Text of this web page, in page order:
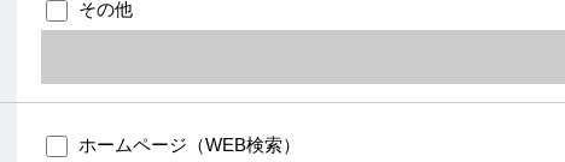
その他
ホームページ（WEB検索）